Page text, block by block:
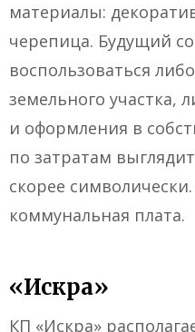
материалы:
черепица. Будущий
воспользоваться
земельного участка,
и оформления в
по затратам
скорее
коммунальная плата.
«Искра»
КП «Искра»